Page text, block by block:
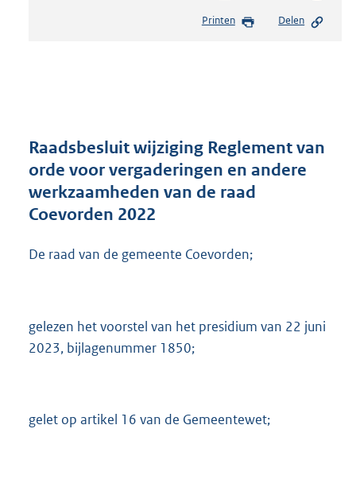
s
r
o
t
3
b
Printen Delen
Raadsbesluit wijziging Reglement van
orde voor vergaderingen en andere
werkzaamheden van de raad
Coevorden 2022
De raad van de gemeente Coevorden;
gelezen het voorstel van het presidium van 22 juni
2023, bijlagenummer 1850;
gelet op artikel 16 van de Gemeentewet;